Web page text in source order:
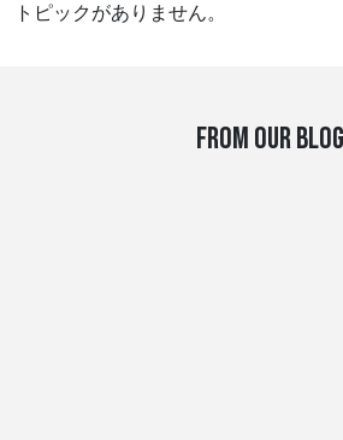
トピックがありません。
FROM OUR BLOG